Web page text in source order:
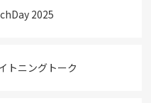
2025
トニングトーク